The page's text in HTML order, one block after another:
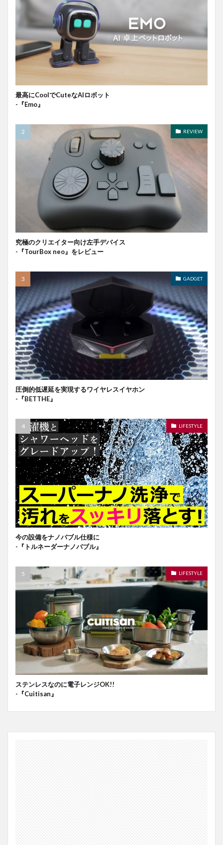
最高にCoolでCuteなAIロボット
-『Emo』
REVIEW
究極のクリエイター向け左手デバイス
-『TourBox neo』をレビュー
GADGET
圧倒的低遅延を実現するワイヤレスイヤホン
-『BETTHE』
LIFESTYLE
今の設備をナノバブル仕様に
-『トルネーダーナノバブル』
LIFESTYLE
ステンレスなのに電子レンジOK!!
-『Cuitisan』